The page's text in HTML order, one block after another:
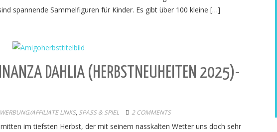
spannende Sammelfiguren für Kinder. Es gibt über 100 kleine […]
DAHLIA (HERBSTNEUHEITEN 2025)-
AFFILIATE LINKS, SPASS & SPIEL 2 COMMENTS
im tiefsten Herbst, der mit seinem nasskalten Wetter uns doch sehr